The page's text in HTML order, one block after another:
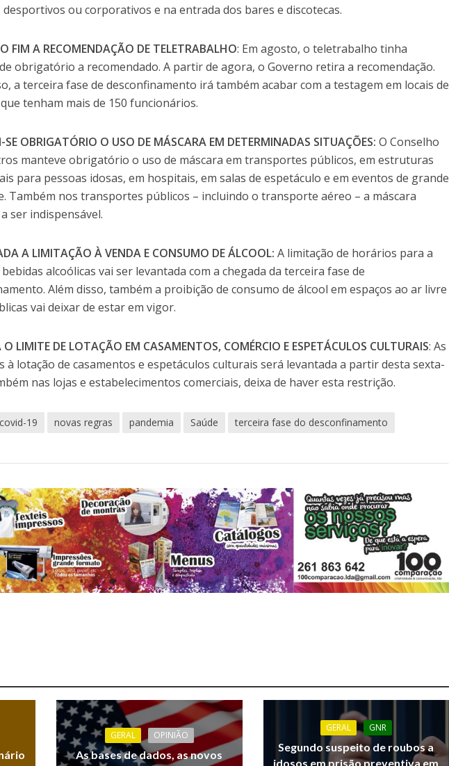
ou corporativos e na entrada dos bares e discotecas.
FIM A RECOMENDAÇÃO DE TELETRABALHO: Em agosto, o teletrabalho tinha
obrigatório a recomendado. A partir de agora, o Governo retira a recomendação.
a terceira fase de desconfinamento irá também acabar com a testagem em locais de
tenham mais de 150 funcionários.
OBRIGATÓRIO O USO DE MÁSCARA EM DETERMINADAS SITUAÇÕES:O Conselho
manteve obrigatório o uso de máscara em transportes públicos, em estruturas
para pessoas idosas, em hospitais, em salas de espetáculo e em eventos de grande
Também nos transportes públicos – incluindo o transporte aéreo – a máscara
ser indispensável.
A LIMITAÇÃO À VENDA E CONSUMO DE ÁLCOOL: A limitação de horários para a
alcoólicas vai ser levantada com a chegada da terceira fase de
Além disso, também a proibição de consumo de álcool em espaços ao ar livre
vai deixar de estar em vigor.
LIMITE DE LOTAÇÃO EM CASAMENTOS, COMÉRCIO E ESPETÁCULOS CULTURAIS: As
à lotação de casamentos e espetáculos culturais será levantada a partir desta sexta-
nas lojas e estabelecimentos comerciais, deixa de haver esta restrição.
covid-19 novas regras pandemia Saúde terceira fase do desconfinamento
GERAL OPINIÃO
As bases de dados, as novos
GERAL GNR
Segundo suspeito de roubos a
idosos em prisão preventiva em